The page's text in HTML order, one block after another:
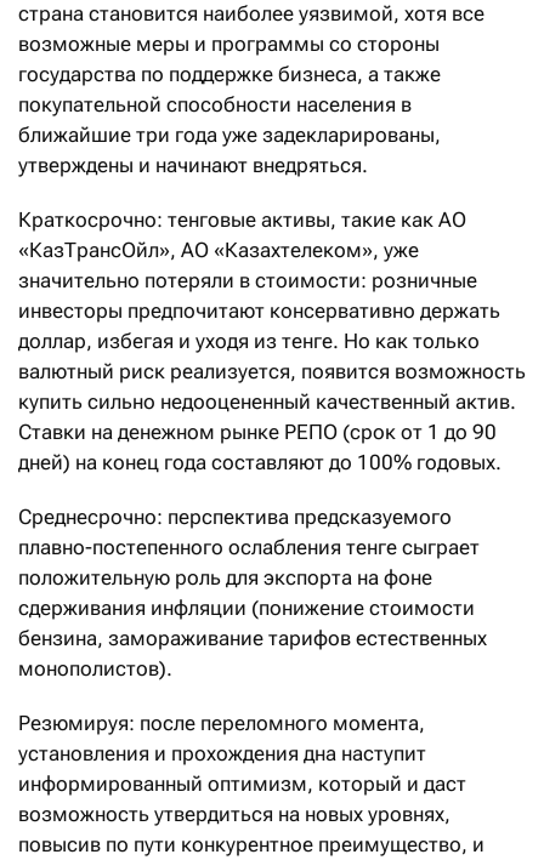
страна становится наиболее уязвимой, хотя все
возможные меры и программы со стороны
государства по поддержке бизнеса, а также
покупательной способности населения в
ближайшие три года уже задекларированы,
утверждены и начинают внедряться.
Краткосрочно: тенговые активы, такие как АО
«КазТрансОйл», АО «Казахтелеком», уже
значительно потеряли в стоимости: розничные
инвесторы предпочитают консервативно держать
доллар, избегая и уходя из тенге. Но как только
валютный риск реализуется, появится возможность
купить сильно недооцененный качественный актив.
Ставки на денежном рынке РЕПО (срок от 1 до 90
дней) на конец года составляют до 100% годовых.
Среднесрочно: перспектива предсказуемого
плавно-постепенного ослабления тенге сыграет
положительную роль для экспорта на фоне
сдерживания инфляции (понижение стоимости
бензина, замораживание тарифов естественных
монополистов).
Резюмируя: после переломного момента,
установления и прохождения дна наступит
информированный оптимизм, который и даст
возможность утвердиться на новых уровнях,
повысив по пути конкурентное преимущество, и